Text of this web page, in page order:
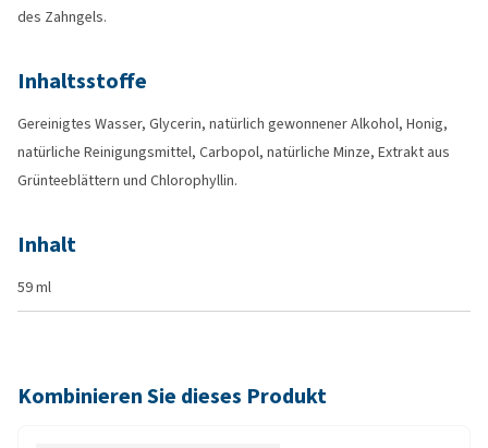
des Zahngels.
Inhaltsstoffe
Gereinigtes Wasser, Glycerin, natürlich gewonnener Alkohol, Honig,
natürliche Reinigungsmittel, Carbopol, natürliche Minze, Extrakt aus
Grünteeblättern und Chlorophyllin.
Inhalt
59 ml
Kombinieren Sie dieses Produkt